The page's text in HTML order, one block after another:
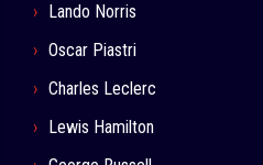
Lando Norris
Oscar Piastri
Charles Leclerc
Lewis Hamilton